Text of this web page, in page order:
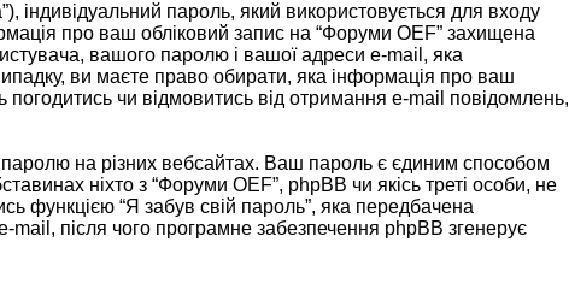
індивідуальний пароль, який використовується для входу
про ваш обліковий запис на “Форуми OEF” захищена
вашого паролю і вашої адреси e-mail, яка
ви маєте право обирати, яка інформація про ваш
чи відмовитись від отримання e-mail повідомлень,
на різних вебсайтах. Ваш пароль є єдиним способом
ніхто з “Форуми OEF”, phpBB чи якісь треті особи, не
функцією “Я забув свій пароль”, яка передбачена
після чого програмне забезпечення phpBB згенерує